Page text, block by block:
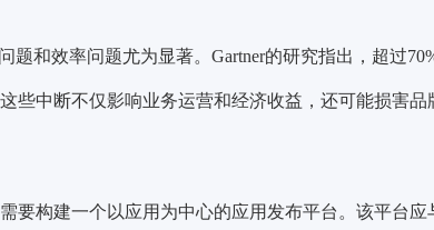
题和效率问题尤为显著。 Gartner的研究指出，超过
这些中断不仅影响业务运营和经济收益，还可能损害品
要构建一个以应用为中心的应用发布平台。 该平台应